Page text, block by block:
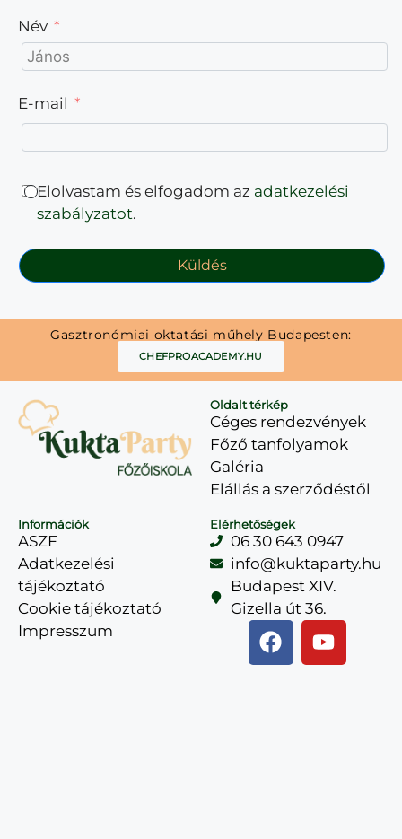
Név
E-mail
Elolvastam és elfogadom az adatkezelési
szabályzatot.
Küldés
Gasztronómiai oktatási műhely Budapesten:
CHEFPROACADEMY.HU
Oldalt térkép
Céges rendezvények
Főző tanfolyamok
Galéria
Elállás a szerződéstől
Információk
ASZF
Adatkezelési
tájékoztató
Cookie tájékoztató
Impresszum
Elérhetőségek
06 30 643 0947
info@kuktaparty.hu
Budapest XIV.
Gizella út 36.